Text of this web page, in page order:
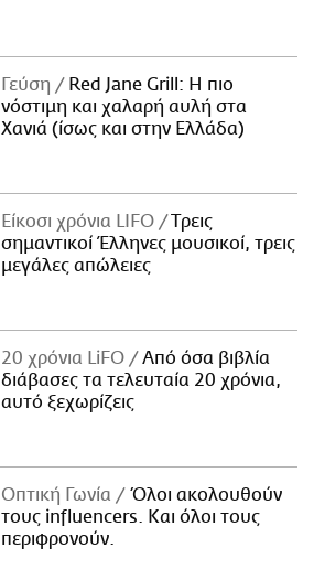
Γεύση
Red Jane Grill: Η πιο
νόστιμη και χαλαρή αυλή στα
Χανιά (ίσως και στην Ελλάδα)
Είκοσι χρόνια LIFO
Tρεις
σημαντικοί Έλληνες μουσικοί, τρεις
μεγάλες απώλειες
20 χρόνια LiFO
Από όσα βιβλία
διάβασες τα τελευταία 20 χρόνια,
αυτό ξεχωρίζεις
Οπτική Γωνία
Όλοι ακολουθούν
τους influencers. Και όλοι τους
περιφρονούν.